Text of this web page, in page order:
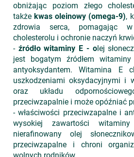
obniżając poziom złego
także kwas oleinowy (omega-9),
zdrowia serca, pomagając
cholesterolu i ochronie naczyń
- źródło witaminy E - olej
jest bogatym źródłem
antyoksydantem. Witamina E
uszkodzeniami oksydacyjnymi i
oraz układu
przeciwzapalnie i może opóźniać
- właściwości przeciwzapalne i
wysokiej zawartości
nierafinowany olej
przeciwzapalne i chroni